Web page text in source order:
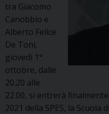
tra Giacomo
Canobbio e
Alberto Felice
De Toni,
giovedì 1°
ottobre, dalle
20.20 alle
22.00, si entrerà
2021 della SPES, la Scuola